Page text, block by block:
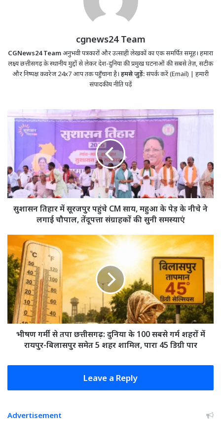
cgnews24 Team
CGNews24 Teamअनुभवी पत्रकारों और उत्साही लेखकों का एक समर्पित समूह। हमारा
लक्ष्य छत्तीसगढ़ के स्थानीय मुद्दों से लेकर देश-दुनिया की प्रमुख घटनाओं की सबसे तेज़, सटीक
और निष्पक्ष कवरेज 24x7 आप तक पहुँचाना है। हमसे जुड़ें:संपर्क करें (Email) | हमारी
संपादकीय नीति पढ़ें
सुशासन
तिहार
CM
साय,
महुआ
के
पेड़
लगाई
चौपाल,
तेंदूपत्ता
संग्राहकों
की
सुनी
समस्याएं
सुशासन तिहार में सूरजपुर पहुंचे CM साय, महुआ के पेड़ के नीचे ने
लगाई चौपाल, तेंदूपत्ता संग्राहकों की सुनी समस्याएं
से
तपा
छत्तीसगढ़:
दुनिया
के
100
सबसे
रायपुर-
शामिल,
भीषण गर्मी से तपा छत्तीसगढ़: दुनिया के 100 सबसे गर्म शहरों में
रायपुर-बिलासपुर समेत 5 शहर शामिल, पारा 45 डिग्री पार
Leave a Reply
Advertisement